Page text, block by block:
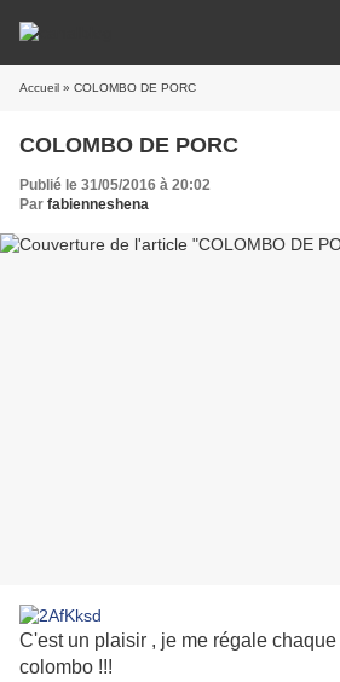
Accueil » COLOMBO DE PORC
COLOMBO DE PORC
Publié le 31/05/2016 à 20:02
Par fabienneshena
C'est un plaisir , je me régale
colombo !!!